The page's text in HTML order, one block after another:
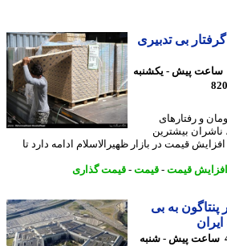
بی تدبیری
پیش - یکشنبه
تومان و رفتارهای
بیشترین
قیمت در بازار ظهیرالاسلام ادامه دارد تا
قیمت-قیمت-قیمت گذاری
به بی
پیش - شنبه